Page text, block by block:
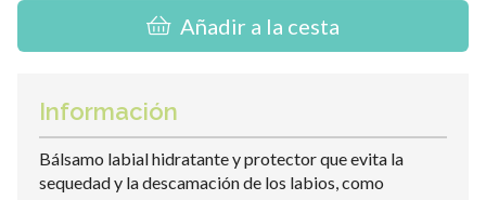
Añadir a la cesta
Información
Bálsamo labial hidratante y protector que evita la
sequedad y la descamación de los labios, como